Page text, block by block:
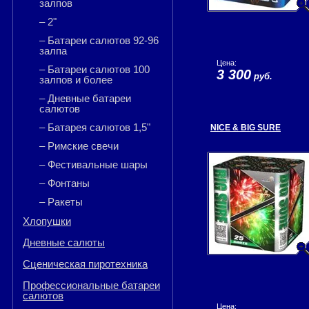
залпов
– 2"
– Батареи салютов 92-96
залпа
– Батареи салютов 100
залпов и более
– Дневные батареи
салютов
– Батарея салютов 1,5"
– Римские свечи
– Фестивальные шары
– Фонтаны
– Ракеты
Хлопушки
Дневные салюты
Сценическая пиротехника
Профессиональные батареи
салютов
Цена:
3 300 руб.
NICE & BIG SURE
Цена: